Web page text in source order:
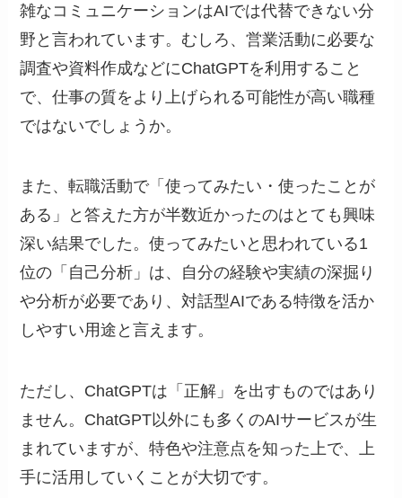
雑なコミュニケーションはAIでは代替できない分
野と言われています。むしろ、営業活動に必要な
調査や資料作成などにChatGPTを利用すること
で、仕事の質をより上げられる可能性が高い職種
ではないでしょうか。
また、転職活動で「使ってみたい・使ったことが
ある」と答えた方が半数近かったのはとても興味
深い結果でした。使ってみたいと思われている1
位の「自己分析」は、自分の経験や実績の深掘り
や分析が必要であり、対話型AIである特徴を活か
しやすい用途と言えます。
ただし、ChatGPTは「正解」を出すものではあり
ません。ChatGPT以外にも多くのAIサービスが生
まれていますが、特色や注意点を知った上で、上
手に活用していくことが大切です。